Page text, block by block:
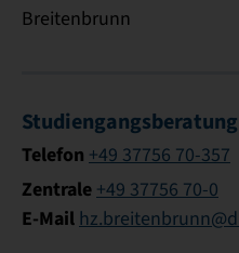
Breitenbrunn
Studiengangsberatung
Telefon +49 37756 70-357
Zentrale +49 37756 70-0
E-Mail